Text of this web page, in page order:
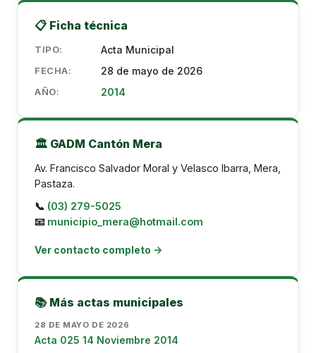
📋 Ficha técnica
TIPO: Acta Municipal
FECHA: 28 de mayo de 2026
AÑO: 2014
🏛️ GADM Cantón Mera
Av. Francisco Salvador Moral y Velasco Ibarra, Mera,
Pastaza.
📞 (03) 279-5025
📧 municipio_mera@hotmail.com
Ver contacto completo →
📚 Más actas municipales
28 DE MAYO DE 2026
Acta 025 14 Noviembre 2014